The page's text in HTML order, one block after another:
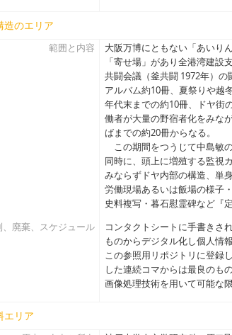
造のエリア
範囲と内容
大阪万博にともない「あいり
「寄せ場」があり全港湾建設
共闘会議（釜共闘 1972年）
アルバム約10冊、夏祭りや越
年代末までの約10冊、ドヤ街
働者が大量の野宿者化をみな
ばまでの約20冊からなる。
この期間をつうじて中島敏
同時に、頭上に増殖する監視
みならずドヤ内部の構造、単
労働現場あるいは飯場の様子
史料複写・暮石慰霊碑など『
廃棄、スケジュール
コンタクトシートに手書きさ
ものからデジタル化し個人情
この参照用リポジトリに登録
した連続コマからは最良のも
画像処理技術を用いて可能な
エリア